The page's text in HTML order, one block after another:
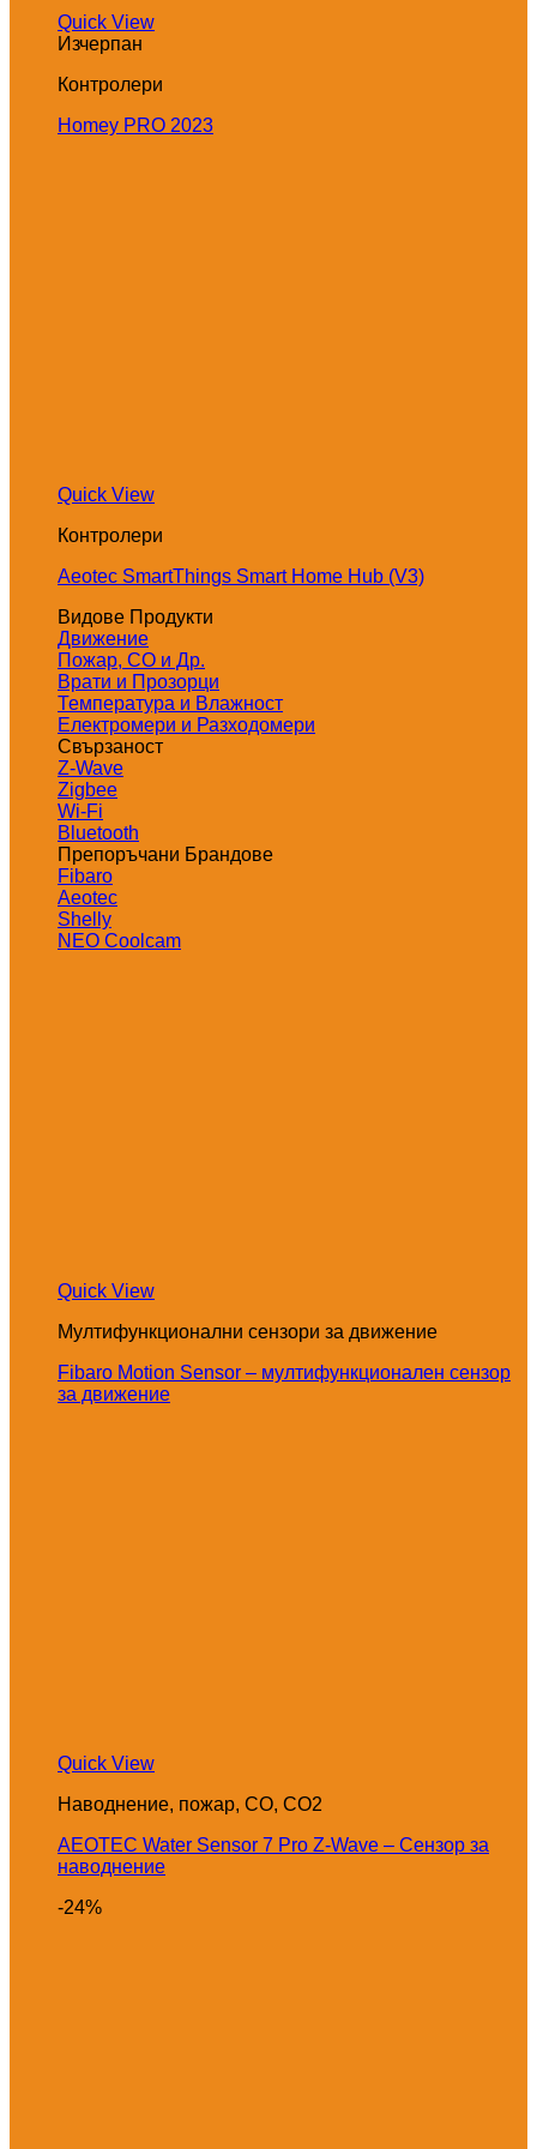
Quick View
Изчерпан
Контролери
Homey PRO 2023
Quick View
Контролери
Aeotec SmartThings Smart Home Hub (V3)
Видове Продукти
Движение
Пожар, СО и Др.
Врати и Прозорци
Температура и Влажност
Електромери и Разходомери
Свързаност
Z-Wave
Zigbee
Wi-Fi
Bluetooth
Препоръчани Брандове
Fibaro
Aeotec
Shelly
NEO Coolcam
Quick View
Мултифункционални сензори за движение
Fibaro Motion Sensor – мултифункционален сензор
за движение
Quick View
Наводнение, пожар, CO, CO2
AEOTEC Water Sensor 7 Pro Z-Wave – Сензор за
наводнение
-24%